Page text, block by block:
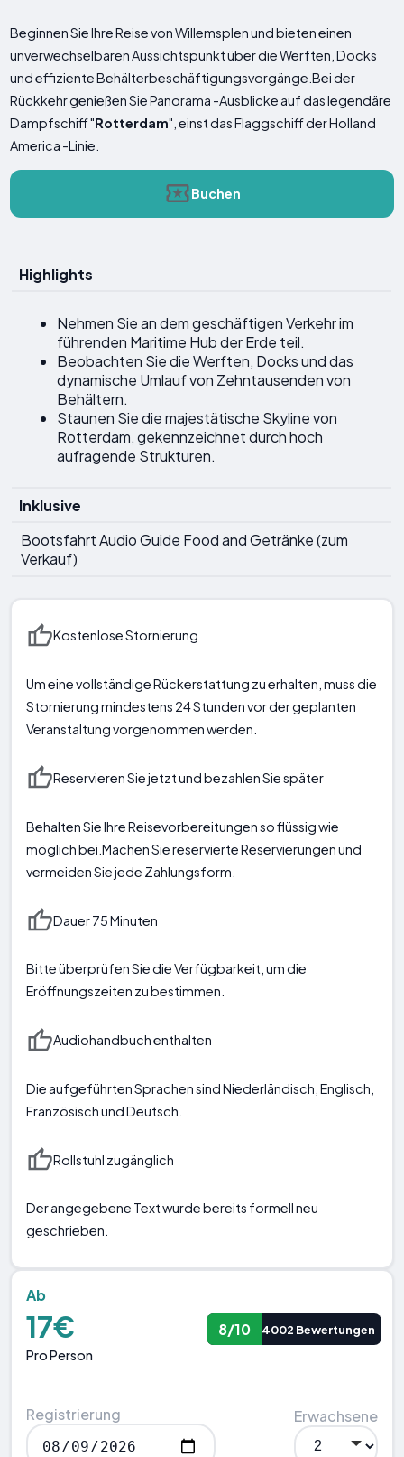
Beginnen Sie Ihre Reise von Willemsplen und bieten einen
unverwechselbaren Aussichtspunkt über die Werften, Docks
und effiziente Behälterbeschäftigungsvorgänge.Bei der
Rückkehr genießen Sie Panorama -Ausblicke auf das legendäre
Dampfschiff "Rotterdam", einst das Flaggschiff der Holland
America -Linie.
Buchen
Highlights
Nehmen Sie an dem geschäftigen Verkehr im
führenden Maritime Hub der Erde teil.
Beobachten Sie die Werften, Docks und das
dynamische Umlauf von Zehntausenden von
Behältern.
Staunen Sie die majestätische Skyline von
Rotterdam, gekennzeichnet durch hoch
aufragende Strukturen.
Inklusive
Bootsfahrt Audio Guide Food and Getränke (zum
Verkauf)
Kostenlose Stornierung
Um eine vollständige Rückerstattung zu erhalten, muss die
Stornierung mindestens 24 Stunden vor der geplanten
Veranstaltung vorgenommen werden.
Reservieren Sie jetzt und bezahlen Sie später
Behalten Sie Ihre Reisevorbereitungen so flüssig wie
möglich bei.Machen Sie reservierte Reservierungen und
vermeiden Sie jede Zahlungsform.
Dauer 75 Minuten
Bitte überprüfen Sie die Verfügbarkeit, um die
Eröffnungszeiten zu bestimmen.
Audiohandbuch enthalten
Die aufgeführten Sprachen sind Niederländisch, Englisch,
Französisch und Deutsch.
Rollstuhl zugänglich
Der angegebene Text wurde bereits formell neu
geschrieben.
Ab
17€
Pro Person
8/10 4002 Bewertungen
Registrierung Erwachsene